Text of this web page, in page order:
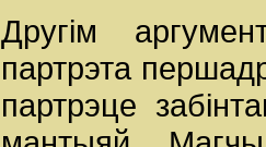
Другім
партрэта
партрэце